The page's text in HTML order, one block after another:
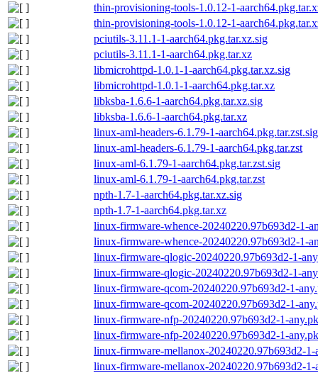
thin-provisioning-tools-1.0.12-1-
thin-provisioning-tools-1.0.12-1-
pciutils-3.11.1-1-aarch64.pkg.tar.xz.sig
pciutils-3.11.1-1-aarch64.pkg.tar.xz
libmicrohttpd-1.0.1-1-aarch64.pkg.tar.xz.sig
libmicrohttpd-1.0.1-1-aarch64.pkg.tar.xz
libksba-1.6.6-1-aarch64.pkg.tar.xz.sig
libksba-1.6.6-1-aarch64.pkg.tar.xz
linux-aml-headers-6.1.79-1-aarch64.pkg.tar.zst.sig
linux-aml-headers-6.1.79-1-aarch64.pkg.tar.zst
linux-aml-6.1.79-1-aarch64.pkg.tar.zst.sig
linux-aml-6.1.79-1-aarch64.pkg.tar.zst
npth-1.7-1-aarch64.pkg.tar.xz.sig
npth-1.7-1-aarch64.pkg.tar.xz
linux-firmware-whence-20240220.97b693d2-1-
linux-firmware-whence-20240220.97b693d2-1-
linux-firmware-qlogic-20240220.97b693d2-1-
linux-firmware-qlogic-20240220.97b693d2-1-
linux-firmware-qcom-20240220.97b693d2-1-
linux-firmware-qcom-20240220.97b693d2-1-
linux-firmware-nfp-20240220.97b693d2-1-
linux-firmware-nfp-20240220.97b693d2-1-
linux-firmware-mellanox-20240220.97b693d2-1-
linux-firmware-mellanox-20240220.97b693d2-1-